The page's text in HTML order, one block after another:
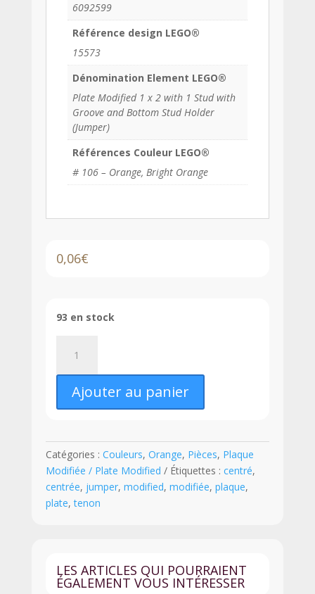
6092599
Référence design LEGO®
15573
Dénomination Element LEGO®
Plate Modified 1 x 2 with 1 Stud with
Groove and Bottom Stud Holder
(Jumper)
Références Couleur LEGO®
# 106 – Orange, Bright Orange
0,06€
93 en stock
LEGO®
Plaque
Modifiée
x
2
avec
Tenon
au
15573
-
Ajouter au panier
Catégories : Couleurs, Orange, Pièces, Plaque
Modifiée / Plate Modified
Étiquettes : centré,
centrée, jumper, modified, modifiée, plaque,
plate,tenon
LES ARTICLES QUI POURRAIENT
ÉGALEMENT VOUS INTÉRESSER